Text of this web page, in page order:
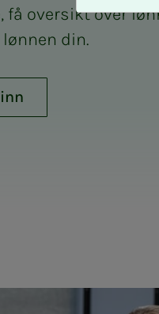
få oversikt over
din.
v